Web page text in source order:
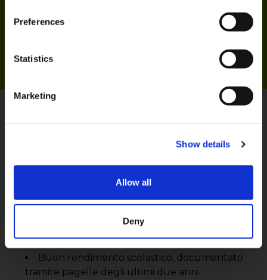
Preferences
Statistics
Marketing
Show details
Allow all
Deny
Passaporto a lettura ottica, eTA e
Custodianship Declaration per programmi
Passaporto a lettura ottica e Study Permit
per i programmi superiori al semestre
Buon rendimento scolastico, documentato
tramite pagelle degli ultimi due anni